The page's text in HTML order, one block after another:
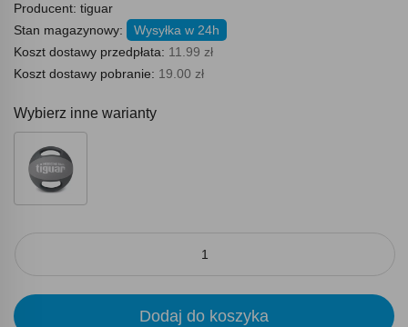
Producent: tiguar
Stan magazynowy:
Wysyłka w 24h
Koszt dostawy przedpłata: 11.99 zł
Koszt dostawy pobranie: 19.00 zł
Wybierz inne warianty
Dodaj do koszyka